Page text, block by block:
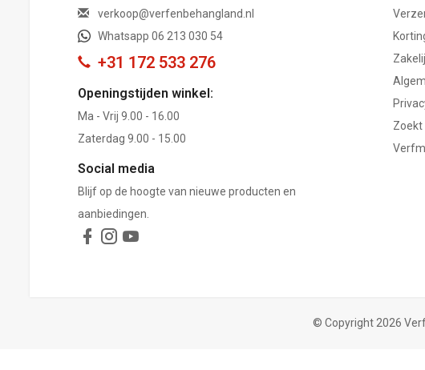
verkoop@verfenbehangland.nl
Whatsapp 06 213 030 54
+31 172 533 276
Openingstijden winkel:
Ma - Vrij 9.00 - 16.00
Zaterdag 9.00 - 15.00
Social media
Blijf op de hoogte van nieuwe producten en
aanbiedingen.
Zoekt
© Copyright 2026